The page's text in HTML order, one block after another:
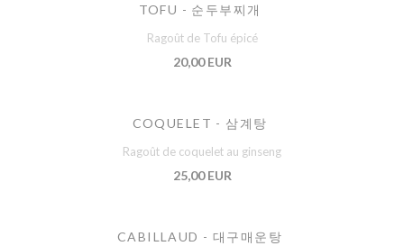
TOFU - 순두부찌개
Ragoût de Tofu épicé
20,00 EUR
COQUELET - 삼계탕
Ragoût de coquelet au ginseng
25,00 EUR
CABILLAUD - 대구매운탕